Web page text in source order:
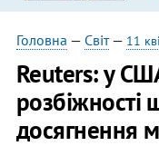
Головна — Світ— 11
Reuters: у
розбіжності
досягнення